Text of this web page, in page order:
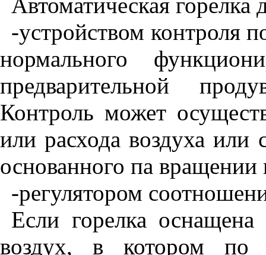
Автоматическая
-устройством контроля
нормального
предварительной
Контроль может
или расхода воздуха
основанного па вращении
-регулятором
Если горелка оснащена
воздух, в котором по